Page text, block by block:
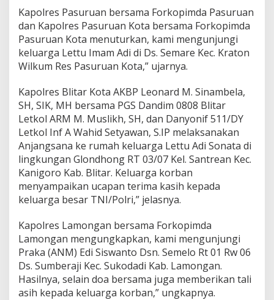
Kapolres Pasuruan bersama Forkopimda Pasuruan
dan Kapolres Pasuruan Kota bersama Forkopimda
Pasuruan Kota menuturkan, kami mengunjungi
keluarga Lettu Imam Adi di Ds. Semare Kec. Kraton
Wilkum Res Pasuruan Kota,” ujarnya.
Kapolres Blitar Kota AKBP Leonard M. Sinambela,
SH, SIK, MH bersama PGS Dandim 0808 Blitar
Letkol ARM M. Muslikh, SH, dan Danyonif 511/DY
Letkol Inf A Wahid Setyawan, S.IP melaksanakan
Anjangsana ke rumah keluarga Lettu Adi Sonata di
lingkungan Glondhong RT 03/07 Kel. Santrean Kec.
Kanigoro Kab. Blitar. Keluarga korban
menyampaikan ucapan terima kasih kepada
keluarga besar TNI/Polri,” jelasnya.
Kapolres Lamongan bersama Forkopimda
Lamongan mengungkapkan, kami mengunjungi
Praka (ANM) Edi Siswanto Dsn. Semelo Rt 01 Rw 06
Ds. Sumberaji Kec. Sukodadi Kab. Lamongan.
Hasilnya, selain doa bersama juga memberikan tali
asih kepada keluarga korban,” ungkapnya.